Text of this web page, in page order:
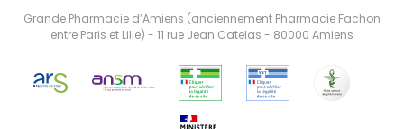
Grande Pharmacie d’Amiens (anciennement Pharmacie Fachon
entre Paris et Lille) - 11 rue Jean Catelas - 80000 Amiens